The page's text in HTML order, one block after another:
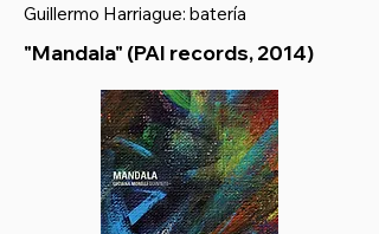
Guillermo Harriague: batería
"Mandala" (PAI records, 2014)